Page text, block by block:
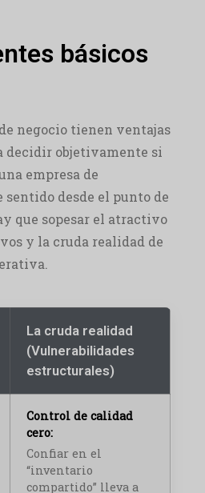
básicos
negocio tienen ventajas
decidir objetivamente si
empresa de
desde el punto de
que sopesar el atractivo
y la cruda realidad de
La cruda realidad
(Vulnerabilidades
estructurales)
Control de calidad
cero:
Confiar en el
“inventario
compartido” lleva a